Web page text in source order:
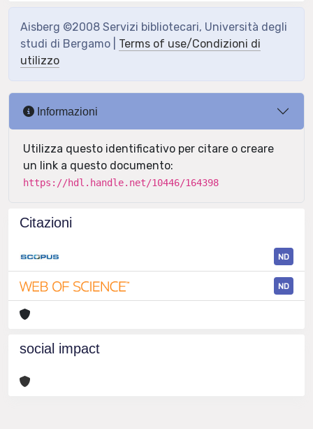
Aisberg ©2008 Servizi bibliotecari, Università degli
studi di Bergamo | Terms of use/Condizioni di
utilizzo
Informazioni
Utilizza questo identificativo per citare o creare
un link a questo documento:
https://hdl.handle.net/10446/164398
Citazioni
ND
ND
social impact